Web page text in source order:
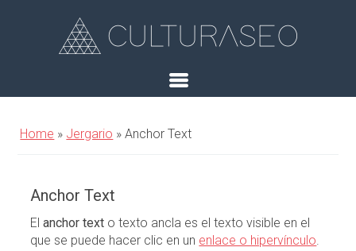
Home » Jergario »Anchor Text
Anchor Text
Elanchor text o texto ancla es el texto visible en el
que se puede hacer clic en un enlace o hipervínculo.